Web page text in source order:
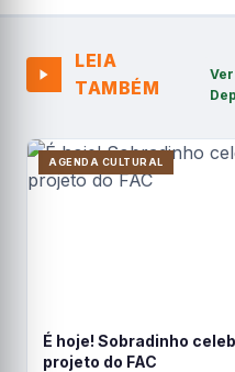
LEIA
TAMBÉM
AGENDA CULTURAL
É hoje! Sobradinho
projeto do FAC